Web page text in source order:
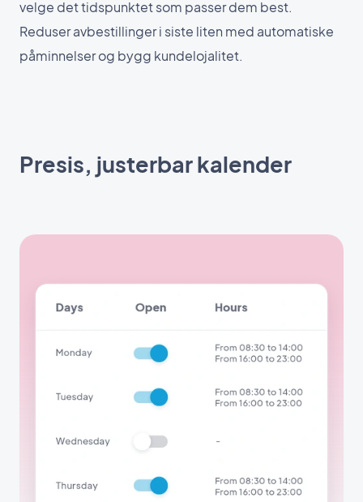
velge det tidspunktet som passer dem best.
Reduser avbestillinger i siste liten med automatiske
påminnelser og bygg kundelojalitet.
Presis, justerbar kalender